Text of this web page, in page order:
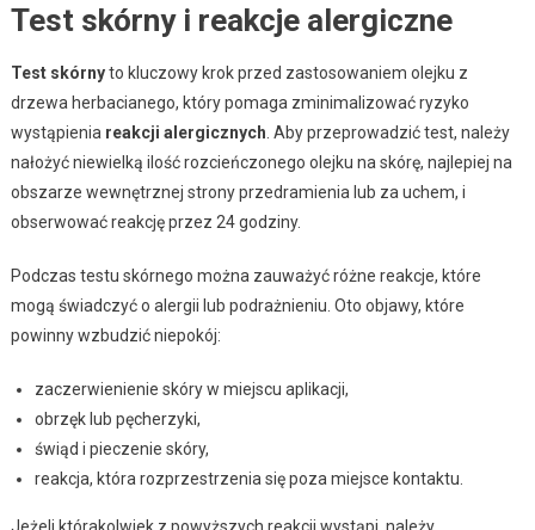
Test skórny i reakcje alergiczne
Test skórnyto kluczowy krok przed zastosowaniem olejku z
drzewa herbacianego, który pomaga zminimalizować ryzyko
wystąpienia reakcji alergicznych . Aby przeprowadzić test, należy
nałożyć niewielką ilość rozcieńczonego olejku na skórę, najlepiej na
obszarze wewnętrznej strony przedramienia lub za uchem, i
obserwować reakcję przez 24 godziny.
Podczas testu skórnego można zauważyć różne reakcje, które
mogą świadczyć o alergii lub podrażnieniu. Oto objawy, które
powinny wzbudzić niepokój:
zaczerwienienie skóry w miejscu aplikacji,
obrzęk lub pęcherzyki,
świąd i pieczenie skóry,
reakcja, która rozprzestrzenia się poza miejsce kontaktu.
Jeżeli którakolwiek z powyższych reakcji wystąpi, należy